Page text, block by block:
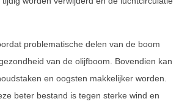
problematische delen van de boom
van de olijfboom. Bovendien kan
en oogsten makkelijker worden.
beter bestand is tegen sterke wind en